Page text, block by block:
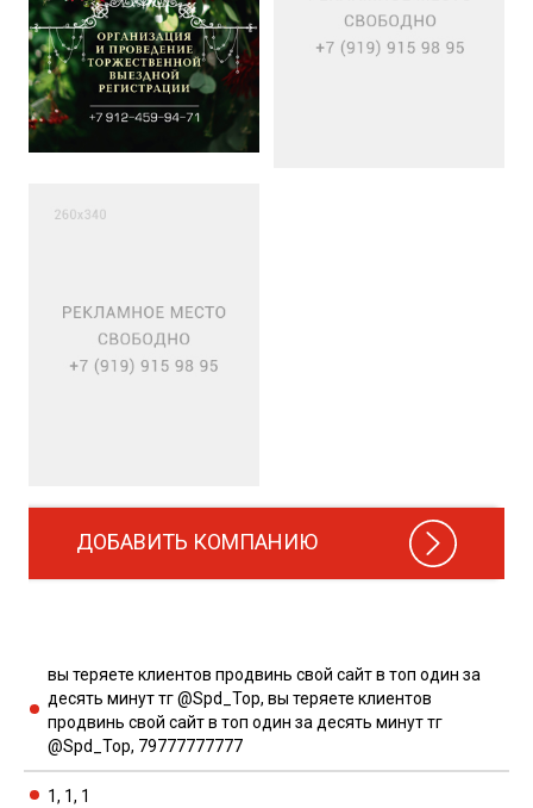
ДОБАВИТЬ КОМПАНИЮ
вы теряете клиентов продвинь свой сайт в топ один за
десять минут тг @Spd_Top, вы теряете клиентов
продвинь свой сайт в топ один за десять минут тг
@Spd_Top, 79777777777
1, 1, 1